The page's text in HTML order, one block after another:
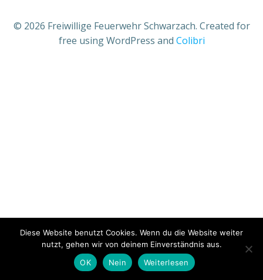
© 2026 Freiwillige Feuerwehr Schwarzach. Created for
free using WordPress and Colibri
Diese Website benutzt Cookies. Wenn du die Website weiter
nutzt, gehen wir von deinem Einverständnis aus.
OK
Nein Weiterlesen